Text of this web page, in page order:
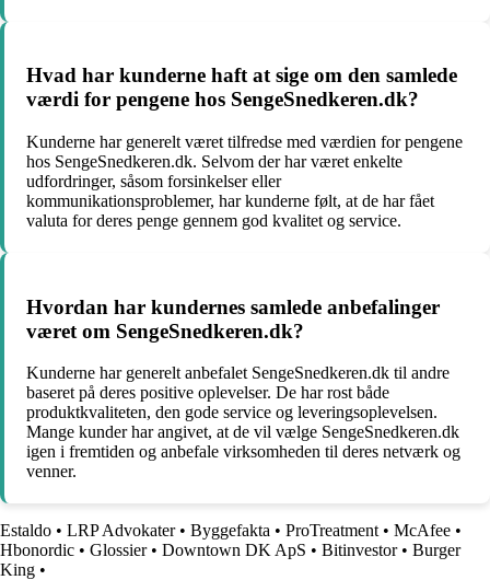
Hvad har kunderne haft at sige om den samlede
værdi for pengene hos SengeSnedkeren.dk?
Kunderne har generelt været tilfredse med værdien for pengene
hos SengeSnedkeren.dk. Selvom der har været enkelte
udfordringer, såsom forsinkelser eller
kommunikationsproblemer, har kunderne følt, at de har fået
valuta for deres penge gennem god kvalitet og service.
Hvordan har kundernes samlede anbefalinger
været om SengeSnedkeren.dk?
Kunderne har generelt anbefalet SengeSnedkeren.dk til andre
baseret på deres positive oplevelser. De har rost både
produktkvaliteten, den gode service og leveringsoplevelsen.
Mange kunder har angivet, at de vil vælge SengeSnedkeren.dk
igen i fremtiden og anbefale virksomheden til deres netværk og
venner.
Estaldo • LRP Advokater• Byggefakta • ProTreatment• McAfee •
Hbonordic • Glossier• Downtown DK ApS • Bitinvestor• Burger
King •